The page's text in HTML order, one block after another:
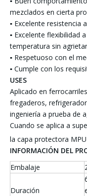
mezclados en cierta
▪ Excelente resistencia
▪ Excelente flexibilidad
temperatura sin
▪ Respetuoso con el
▪ Cumple con los
USES
Aplicado en
fregaderos,
ingeniería a prueba de
Cuando se aplica a
la capa protectora MPU
INFORMACIÓN DEL
Embalaje
Duración